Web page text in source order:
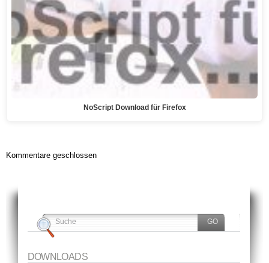
NoScript Download für Firefox
Kommentare geschlossen
DOWNLOADS